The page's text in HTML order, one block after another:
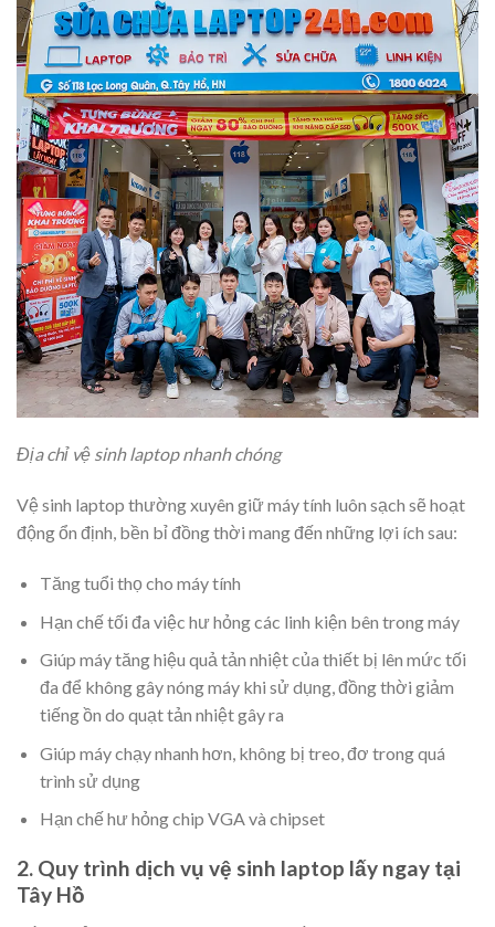
Địa chỉ vệ sinh laptop nhanh chóng
Vệ sinh laptop thường xuyên giữ máy tính luôn sạch sẽ hoạt
động ổn định, bền bỉ đồng thời mang đến những lợi ích sau:
Tăng tuổi thọ cho máy tính
Hạn chế tối đa việc hư hỏng các linh kiện bên trong máy
Giúp máy tăng hiệu quả tản nhiệt của thiết bị lên mức tối
đa để không gây nóng máy khi sử dụng, đồng thời giảm
tiếng ồn do quạt tản nhiệt gây ra
Giúp máy chạy nhanh hơn, không bị treo, đơ trong quá
trình sử dụng
Hạn chế hư hỏng chip VGA và chipset
2. Quy trình dịch vụ vệ sinh laptop lấy ngay tại
Tây Hồ